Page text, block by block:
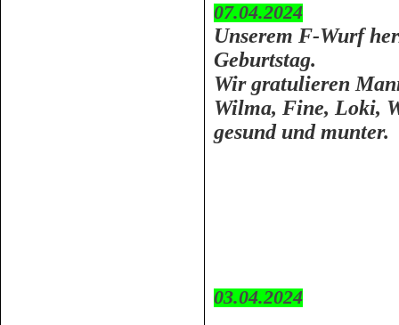
07.04.2024
Unserem F-Wurf
Geburtstag.
Wir gratulieren
Wilma, Fine, Loki,
gesund und munter.
03.04.2024